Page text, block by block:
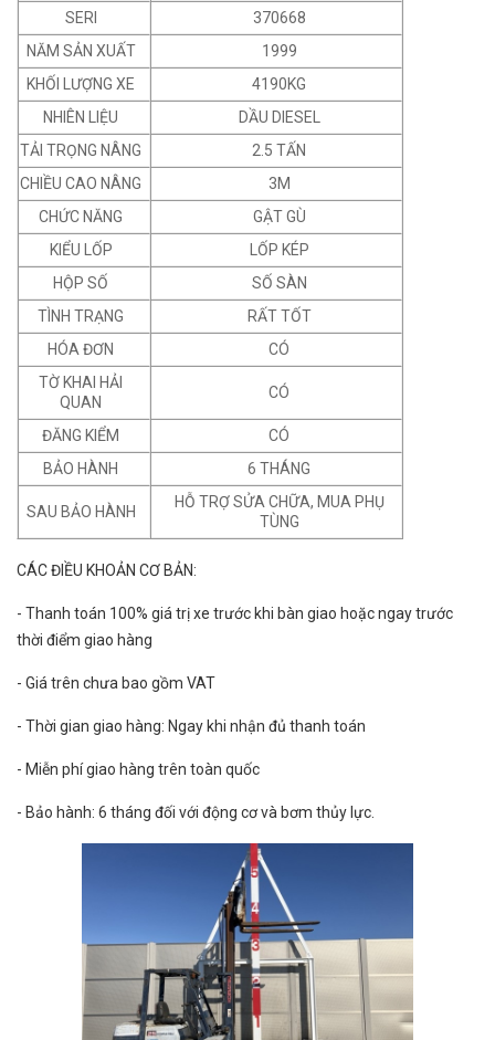
SERI
370668
NĂM SẢN XUẤT
1999
KHỐI LƯỢNG XE
4190KG
NHIÊN LIỆU
DẦU DIESEL
TẢI TRỌNG NÂNG
2.5 TẤN
CHIỀU CAO NÂNG
3M
CHỨC NĂNG
GẬT GÙ
KIỂU LỐP
LỐP KÉP
HỘP SỐ
SỐ SÀN
TÌNH TRẠNG
RẤT TỐT
HÓA ĐƠN
CÓ
TỜ KHAI HẢI
QUAN
CÓ
ĐĂNG KIỂM
CÓ
BẢO HÀNH
6 THÁNG
SAU BẢO HÀNH
HỖ TRỢ SỬA CHỮA, MUA PHỤ
TÙNG
CÁC ĐIỀU KHOẢN CƠ BẢN:
- Thanh toán 100% giá trị xe trước khi bàn giao hoặc ngay trước
thời điểm giao hàng
- Giá trên chưa bao gồm VAT
- Thời gian giao hàng: Ngay khi nhận đủ thanh toán
- Miễn phí giao hàng trên toàn quốc
- Bảo hành: 6 tháng đối với động cơ và bơm thủy lực.